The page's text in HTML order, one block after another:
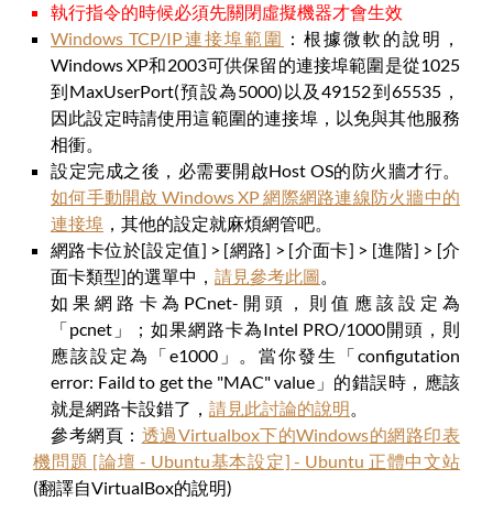
執行指令的時候必須先關閉虛擬機器才會生效
Windows TCP/IP連接埠範圍 ：根據微軟的說明，
Windows XP和2003可供保留的連接埠範圍是從1025
到MaxUserPort(預設為5000)以及49152到65535，
因此設定時請使用這範圍的連接埠，以免與其他服務
相衝。
設定完成之後，必需要開啟Host OS的防火牆才行。
如何手動開啟 Windows XP 網際網路連線防火牆中的
連接埠 ，其他的設定就麻煩網管吧。
網路卡位於[設定值] > [網路] > [介面卡] > [進階] > [介
面卡類型]的選單中， 請見參考此圖。
如果網路卡為PCnet-開頭，則值應該設定為
「pcnet」；如果網路卡為Intel PRO/1000開頭，則
應該設定為「e1000」。當你發生「configutation
error: Faild to get the "MAC" value」的錯誤時，應該
就是網路卡設錯了， 請見此討論的說明。
參考網頁： 透過Virtualbox下的Windows的網路印表
機問題 [論壇 - Ubuntu基本設定] - Ubuntu 正體中文站
(翻譯自VirtualBox的說明)